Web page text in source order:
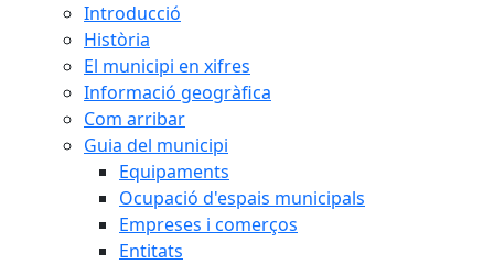
Introducció
Història
El municipi en xifres
Informació geogràfica
Com arribar
Guia del municipi
Equipaments
Ocupació d'espais municipals
Empreses i comerços
Entitats